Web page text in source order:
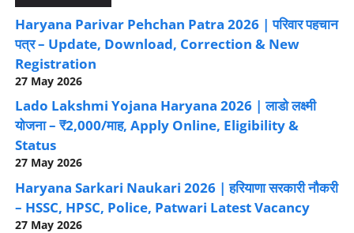
Haryana Parivar Pehchan Patra 2026 | परिवार पहचान
पत्र – Update, Download, Correction & New
Registration
27 May 2026
Lado Lakshmi Yojana Haryana 2026 | लाडो लक्ष्मी
योजना – ₹2,000/माह, Apply Online, Eligibility &
Status
27 May 2026
Haryana Sarkari Naukari 2026 | हरियाणा सरकारी नौकरी
– HSSC, HPSC, Police, Patwari Latest Vacancy
27 May 2026